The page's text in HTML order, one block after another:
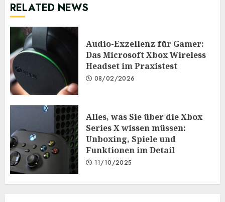
RELATED NEWS
Audio-Exzellenz für Gamer:
Das Microsoft Xbox Wireless
Headset im Praxistest
08/02/2026
Alles, was Sie über die Xbox
Series X wissen müssen:
Unboxing, Spiele und
Funktionen im Detail
11/10/2025